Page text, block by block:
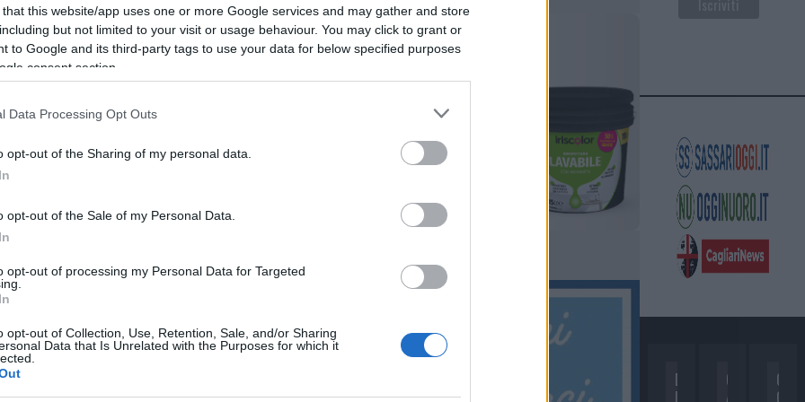
that this website/app uses one or more Google services and may gather and store
but not limited to your visit or usage behaviour. You may click to grant or
to Google and its third-party tags to use your data for below specified purposes
consent section.
Data Processing Opt Outs
opt-out of the Sharing of my personal data.
opt-out of the Sale of my Personal Data.
opt-out of processing my Personal Data for Targeted
opt-out of Collection, Use, Retention, Sale, and/or Sharing
Data that Is Unrelated with the Purposes for which it
Santa Lucia a Siniscola.
Gusto arriva a Santa Lucia, frazione di
27 a domenica 30 luglio, dalle 19,
dal mondo e spettacoli ogni sera diversi
gastronomiche: dal rustico
del Messico, dalla clamorosa
e Vincenti al succulento churrasco
Ma non è finita qui!
spagnola, i classici della cucina romana,
fritture di mare, i panzerotti
D
C
C